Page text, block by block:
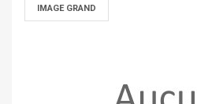
IMAGE GRAND